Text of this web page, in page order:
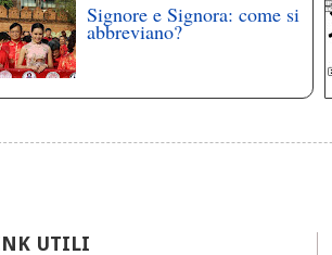
Signore e Signora: come si
abbreviano?
UTILI